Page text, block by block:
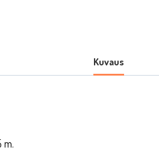
Kuvaus
m.